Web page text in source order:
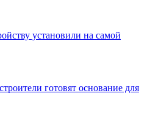
установили на самой
готовят основание для